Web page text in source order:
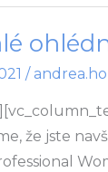
/
že jste